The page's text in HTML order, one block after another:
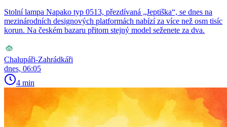
Stolní lampa Napako typ 0513, přezdívaná „Jeptiška“, se dnes na
mezinárodních designových platformách nabízí za více než osm tisíc
korun. Na českém bazaru přitom stejný model seženete za dva.
Chalupáři-Zahrádkáři
dnes, 06:05
4 min